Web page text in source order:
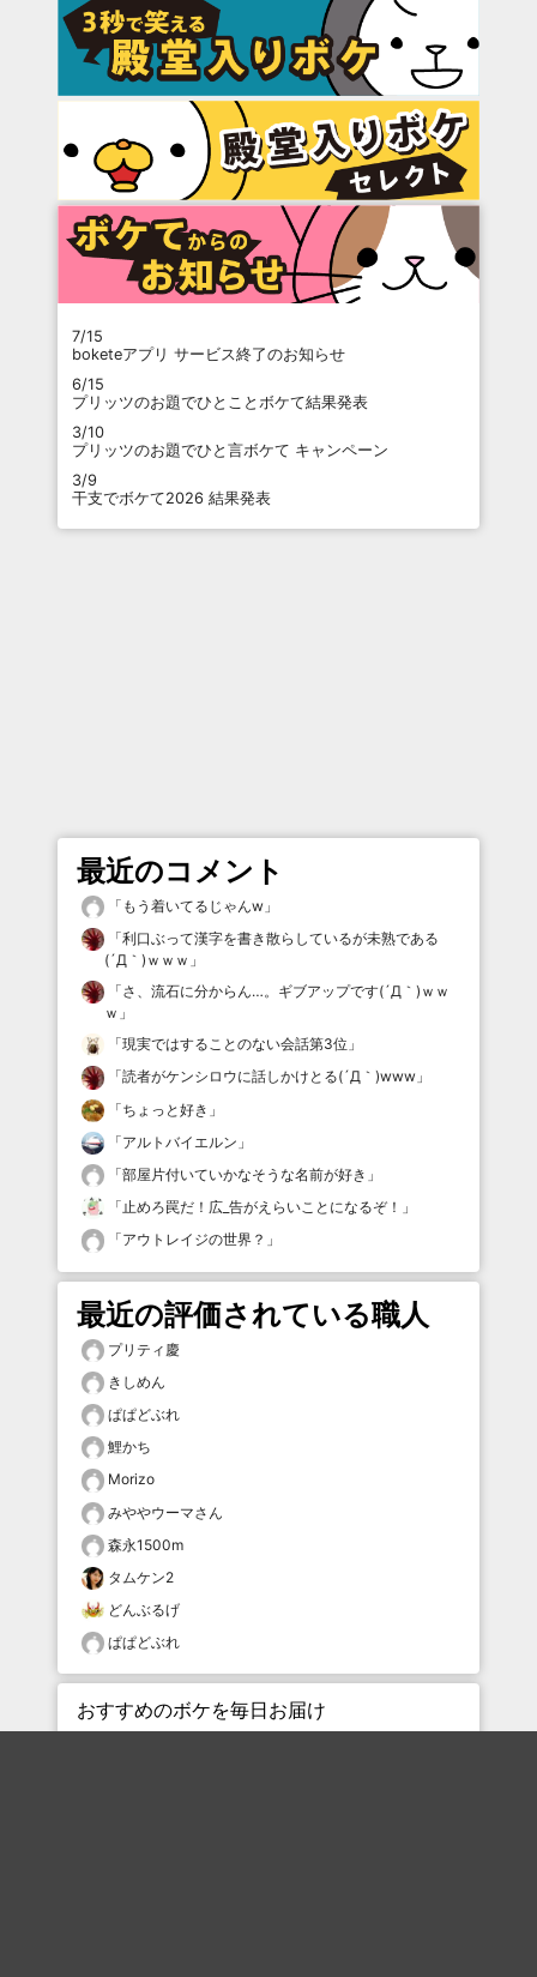
7/15
boketeアプリ サービス終了のお知らせ
6/15
プリッツのお題でひとことボケて結果発表
3/10
プリッツのお題でひと言ボケて キャンペーン
3/9
干支でボケて2026 結果発表
最近のコメント
「 もう着いてるじゃんw 」
「利口ぶって漢字を書き散らしているが未熟である
(´Д｀)ｗｗｗ 」
「さ、流石に分からん…。ギブアップです(´Д｀)ｗｗ
ｗ 」
「現実ではすることのない会話第3位 」
「読者がケンシロウに話しかけとる(´Д｀)www 」
「ちょっと好き 」
「アルトバイエルン 」
「部屋片付いていかなそうな名前が好き 」
「止めろ罠だ！広_告がえらいことになるぞ！ 」
「アウトレイジの世界？ 」
最近の評価されている職人
プリティ慶
きしめん
ぱぱどぶれ
鯉かち
Morizo
みややウーマさん
森永1500m
タムケン2
どんぶるげ
ぱぱどぶれ
おすすめのボケを毎日お届け